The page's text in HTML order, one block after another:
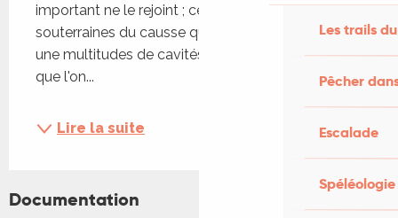
Les trails
Pêcher
Escalade
Spéléologie
important ne le rejoint ; ce sont les eaux
souterraines du causse qui rejoignent la rivière par
une multitudes de cavités et de sources. C'est ce
que l'on...
Lire la suite
Documentation